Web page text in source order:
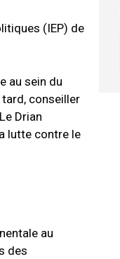
(IEP) de
au sein du
tard, conseiller
Drian
lutte contre le
au
des